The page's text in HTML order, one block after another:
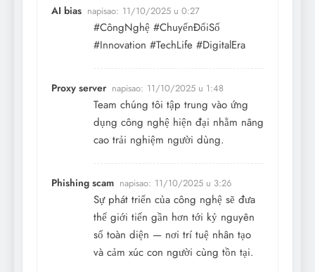
AI bias napisao: 11/10/2025 u 0:27
#CôngNghệ #ChuyểnĐổiSố
#Innovation #TechLife #DigitalEra
Proxy server napisao: 11/10/2025 u 1:48
Team chúng tôi tập trung vào ứng
dụng công nghệ hiện đại nhằm nâng
cao trải nghiệm người dùng.
Phishing scam napisao: 11/10/2025 u 3:26
Sự phát triển của công nghệ sẽ đưa
thế giới tiến gần hơn tới kỷ nguyên
số toàn diện — nơi trí tuệ nhân tạo
và cảm xúc con người cùng tồn tại.